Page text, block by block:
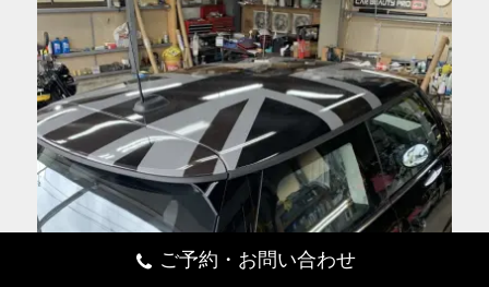
ご予約・お問い合わせ